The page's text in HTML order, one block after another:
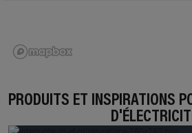
PRODUITS ET INSPIRATIONS